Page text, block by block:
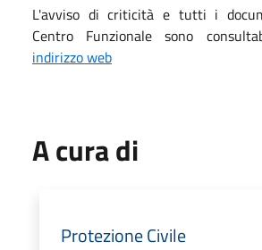
L'avviso di criticità e tutti i
Centro Funzionale sono
indirizzo web
A cura di
Protezione Civile